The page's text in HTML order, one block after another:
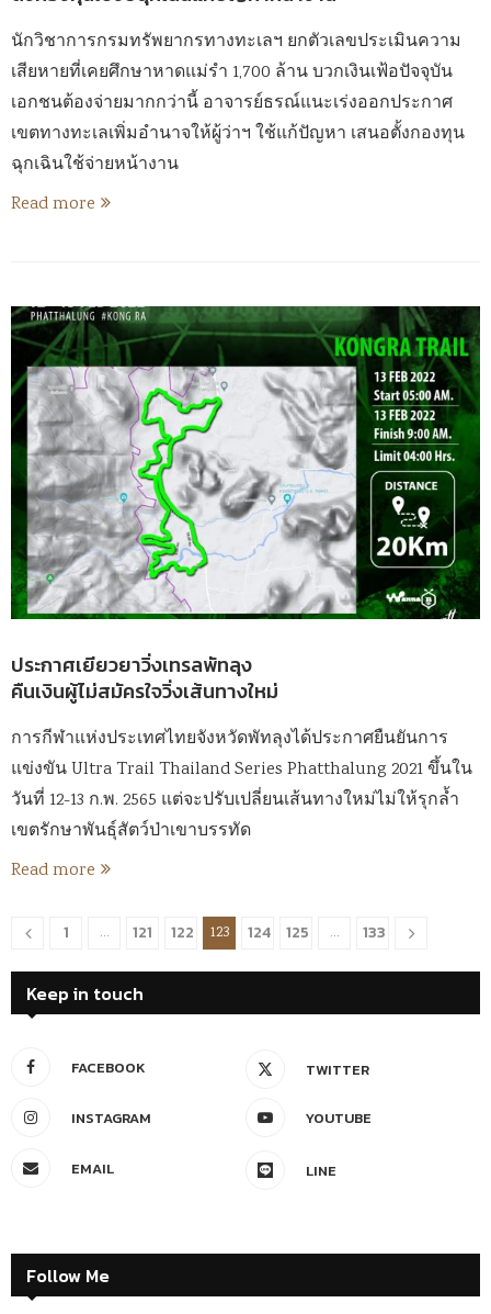
นักวิชาการกรมทรัพยากรทางทะเลฯ ยกตัวเลขประเมินความ
เสียหายที่เคยศึกษาหาดแม่รำ 1,700 ล้าน บวกเงินเฟ้อปัจจุบัน
เอกชนต้องจ่ายมากกว่านี้ อาจารย์ธรณ์แนะเร่งออกประกาศ
เขตทางทะเลเพิ่มอำนาจให้ผู้ว่าฯ ใช้แก้ปัญหา เสนอตั้งกองทุน
ฉุกเฉินใช้จ่ายหน้างาน
Read more
ประกาศเยียวยาวิ่งเทรลพัทลุง
คืนเงินผู้ไม่สมัครใจวิ่งเส้นทางใหม่
การกีฬาแห่งประเทศไทยจังหวัดพัทลุงได้ประกาศยืนยันการ
แข่งขัน Ultra Trail Thailand Series Phatthalung 2021 ขึ้นใน
วันที่ 12-13 ก.พ. 2565 แต่จะปรับเปลี่ยนเส้นทางใหม่ไม่ให้รุกล้ำ
เขตรักษาพันธุ์สัตว์ป่าเขาบรรทัด
Read more
1 … 121 122 123 124 125 … 133
Keep in touch
FACEBOOK TWITTER
INSTAGRAM YOUTUBE
EMAIL LINE
Follow Me